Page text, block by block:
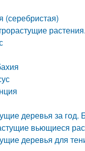
(серебристая)
деревья за год.
вьющиеся
деревья для